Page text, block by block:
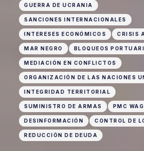
GUERRA DE UCRANIA
SANCIONES INTERNACIONALES
INTERESES ECONÓMICOS CRISIS
MAR NEGRO BLOQUEOS
MEDIACIÓN EN CONFLICTOS
ORGANIZACIÓN DE LAS NACIONES
INTEGRIDAD TERRITORIAL
SUMINISTRO DE ARMAS PMC
DESINFORMACIÓN CONTROL DE
REDUCCIÓN DE DEUDA